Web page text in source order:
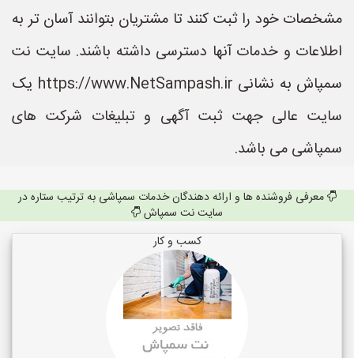
مشخصات خود را ثبت کنند تا مشتریان بتوانند آسان تر به
اطلاعات و خدمات آنها دسترسی داشته باشند. سایت نت
سمپاش به نشانی https://www.NetSampash.ir یک
سایت عالی جهت ثبت آگهی و تبلیغات شرکت های
سمپاشی می باشد.
معرفی فروشنده ها و ارائه دهندگان خدمات سمپاشی به ترتیب ستاره در
سایت نت سمپاش
کسب و کار